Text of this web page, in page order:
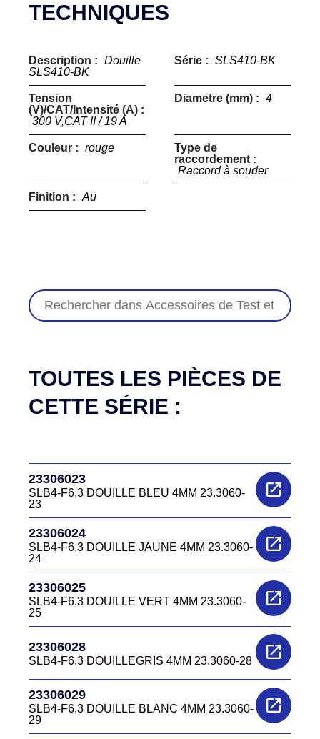
TECHNIQUES
Description : Douille
SLS410-BK
Série : SLS410-BK
Tension
(V)/CAT/Intensité (A) :
300 V,CAT II / 19 A
Diametre (mm) : 4
Couleur : rouge
Type de
raccordement :
Raccord à souder
Finition : Au
TOUTES LES PIÈCES DE
CETTE SÉRIE :
23306023
SLB4-F6,3 DOUILLE BLEU 4MM 23.3060-
23
23306024
SLB4-F6,3 DOUILLE JAUNE 4MM 23.3060-
24
23306025
SLB4-F6,3 DOUILLE VERT 4MM 23.3060-
25
23306028
SLB4-F6,3 DOUILLEGRIS 4MM 23.3060-28
23306029
SLB4-F6,3 DOUILLE BLANC 4MM 23.3060-
29